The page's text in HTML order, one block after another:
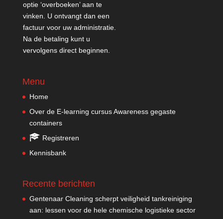
optie ‘overboeken’ aan te
vinken. U ontvangt dan een
factuur voor uw administratie.
Na de betaling kunt u
vervolgens direct beginnen.
Menu
Home
Over de E-learning cursus Awareness gegaste
containers
Registreren
Kennisbank
Recente berichten
Gentenaar Cleaning scherpt veiligheid tankreiniging
aan: lessen voor de hele chemische logistieke sector